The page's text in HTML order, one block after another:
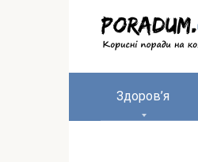
Здоров’я